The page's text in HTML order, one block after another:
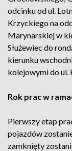
odcinku od ul.
Krzyckiego na
Marynarskiej w
Służewiec do
kierunku
kolejowymi do ul.
Rok prac w
Pierwszy etap
pojazdów
zamknięty